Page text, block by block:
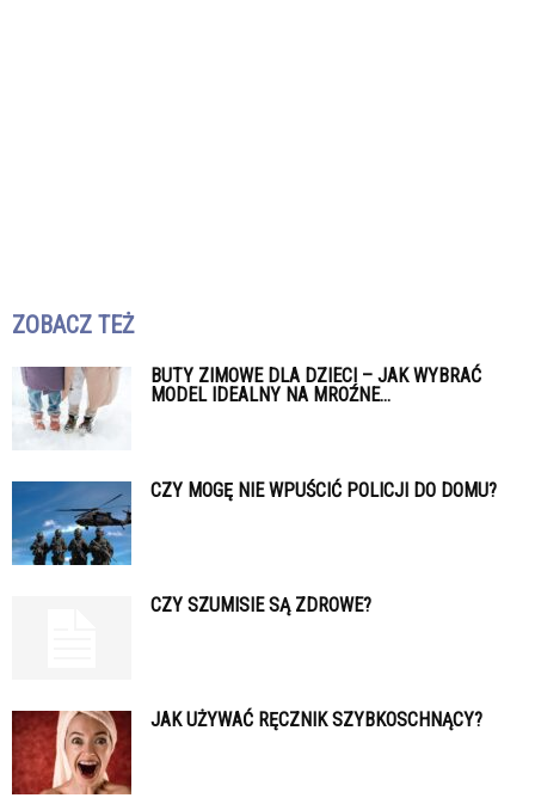
ZOBACZ TEŻ
BUTY ZIMOWE DLA DZIECI – JAK WYBRAĆ
MODEL IDEALNY NA MROŹNE...
CZY MOGĘ NIE WPUŚCIĆ POLICJI DO DOMU?
CZY SZUMISIE SĄ ZDROWE?
JAK UŻYWAĆ RĘCZNIK SZYBKOSCHNĄCY?